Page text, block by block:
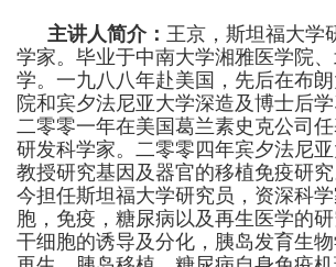
主讲人简介： 王京，斯坦福大学
学家。毕业于中南大学湘雅医学院
学。一九八八年赴美国，先后在布
院和宾夕法尼亚大学深造及博士后学
二零零一年在美国葛兰素史克公司
研发科学家。二零零四年宾夕法尼
教授研究基因及器官的移植免疫研
今担任斯坦福大学研究员，资深科
胞，免疫，糖尿病以及再生医学的
干细胞的诱导及分化，胰岛发育生